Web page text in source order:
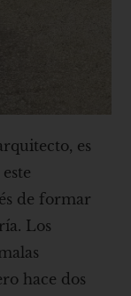
es
de formar
Los
hace dos